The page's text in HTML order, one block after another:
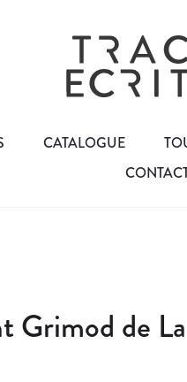
CATALOGUE
Grimod de La